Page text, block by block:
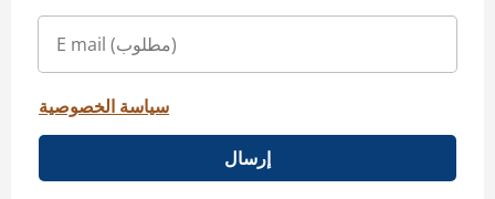
سياسة الخصوصية
إرسال